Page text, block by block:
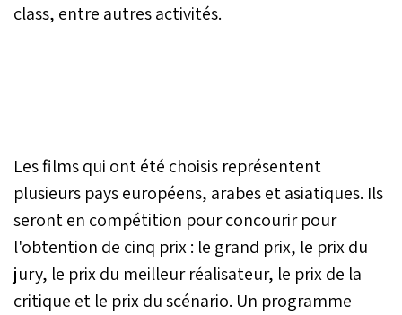
class, entre autres activités.
Les films qui ont été choisis représentent
plusieurs pays européens, arabes et asiatiques. Ils
seront en compétition pour concourir pour
l'obtention de cinq prix : le grand prix, le prix du
jury, le prix du meilleur réalisateur, le prix de la
critique et le prix du scénario. Un programme